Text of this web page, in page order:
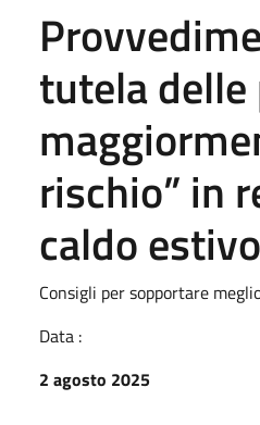
tutela delle
rischio” in
caldo
Consigli per sopportare
Data :
2 agosto 2025